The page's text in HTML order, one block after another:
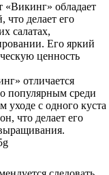
«Викинг» обладает
что делает его
салатах,
Его яркий
ценность
отличается
популярным среди
уходе с одного куста
что делает его